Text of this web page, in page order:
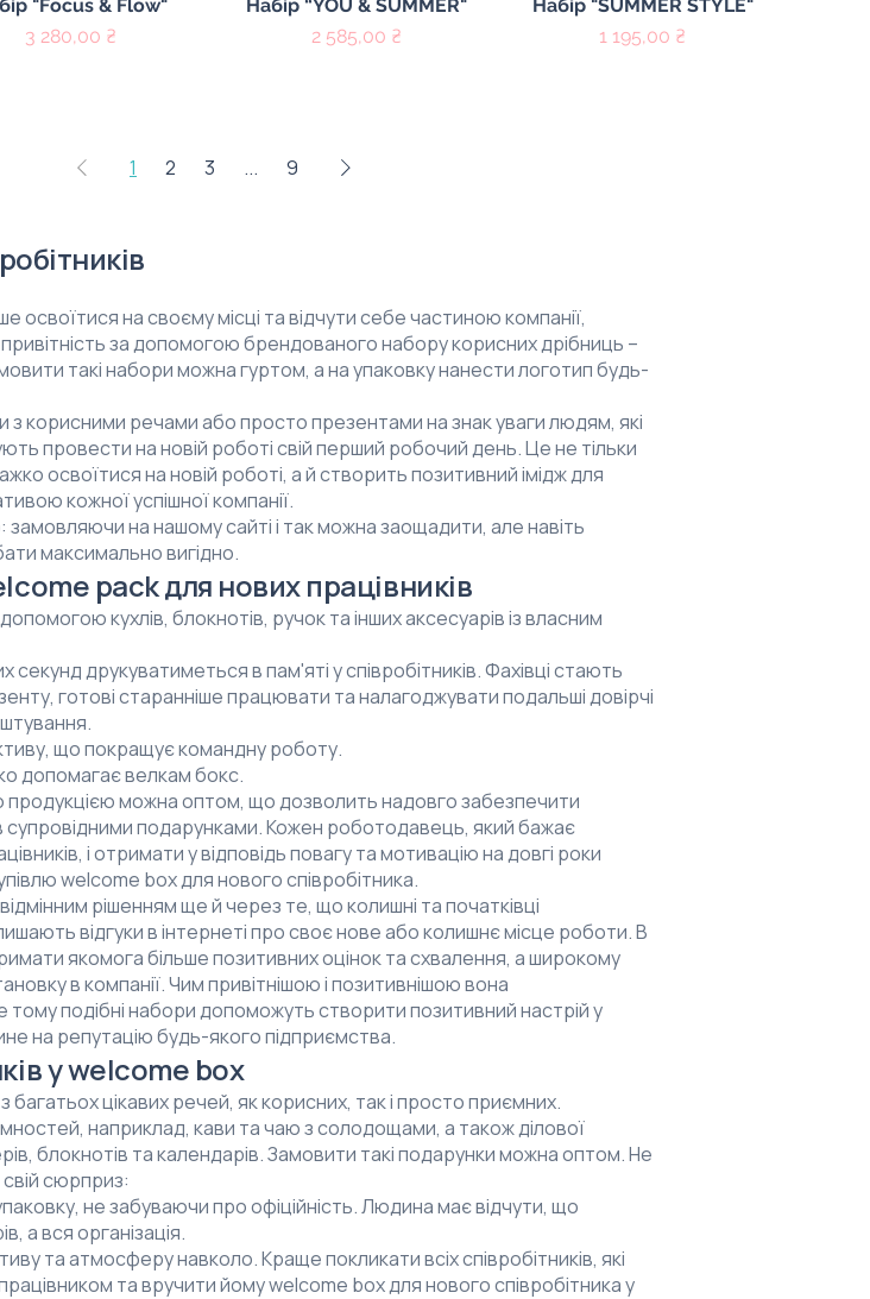
"Focus & Flow"
Ціна
3 280,00 ₴
Набір “YOU & SUMMER"
Ціна
2 585,00 ₴
Набір "SUMMER STYLE"
Ціна
1 195,00 ₴
1 2 3 ... 9
на своєму місці та відчути себе частиною компанії,
за допомогою брендованого набору корисних дрібниць –
такі набори можна гуртом, а на упаковку нанести логотип будь-
з корисними речами або просто презентами на знак уваги людям, які
провести на новій роботі свій перший робочий день. Це не тільки
освоїтися на новій роботі, а й створить позитивний імідж для
кожної успішної компанії.
на нашому сайті і так можна заощадити, але навіть
максимально вигідно.
pack для нових працівників
кухлів, блокнотів, ручок та інших аксесуарів із власним
друкуватиметься в пам'яті у співробітників. Фахівці стають
готові старанніше працювати та налагоджувати подальші довірчі
що покращує командну роботу.
допомагає велкам бокс.
продукцією можна оптом, що дозволить надовго забезпечити
супровідними подарунками. Кожен роботодавець, який бажає
і отримати у відповідь повагу та мотивацію на довгі роки
welcome box для нового співробітника.
рішенням ще й через те, що колишні та початківці
відгуки в інтернеті про своє нове або колишнє місце роботи. В
якомога більше позитивних оцінок та схвалення, а широкому
в компанії. Чим привітнішою і позитивнішою вона
подібні набори допоможуть створити позитивний настрій у
на репутацію будь-якого підприємства.
у welcome box
цікавих речей, як корисних, так і просто приємних.
наприклад, кави та чаю з солодощами, а також ділової
блокнотів та календарів. Замовити такі подарунки можна оптом. Не
сюрприз:
не забуваючи про офіційність. Людина має відчути, що
а вся організація.
та атмосферу навколо. Краще покликати всіх співробітників, які
та вручити йому welcome box для нового співробітника у